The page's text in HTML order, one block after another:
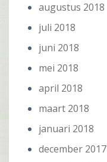
augustus 2018
juli 2018
juni 2018
mei 2018
april 2018
maart 2018
januari 2018
december 2017